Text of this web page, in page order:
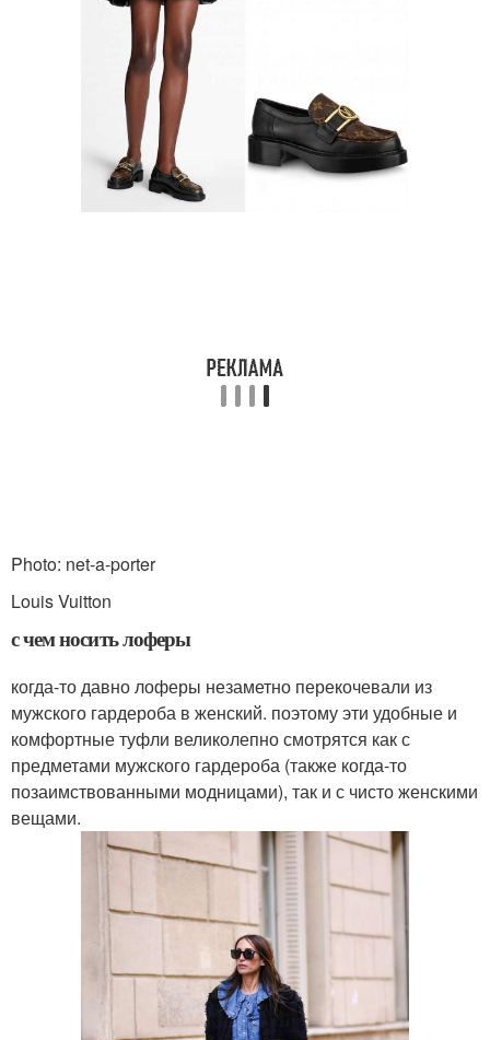
Photo: net-a-porter
Louis Vuitton
с чем носить лоферы
когда-то давно лоферы незаметно перекочевали из
мужского гардероба в женский. поэтому эти удобные и
комфортные туфли великолепно смотрятся как с
предметами мужского гардероба (также когда-то
позаимствованными модницами), так и с чисто женскими
вещами.